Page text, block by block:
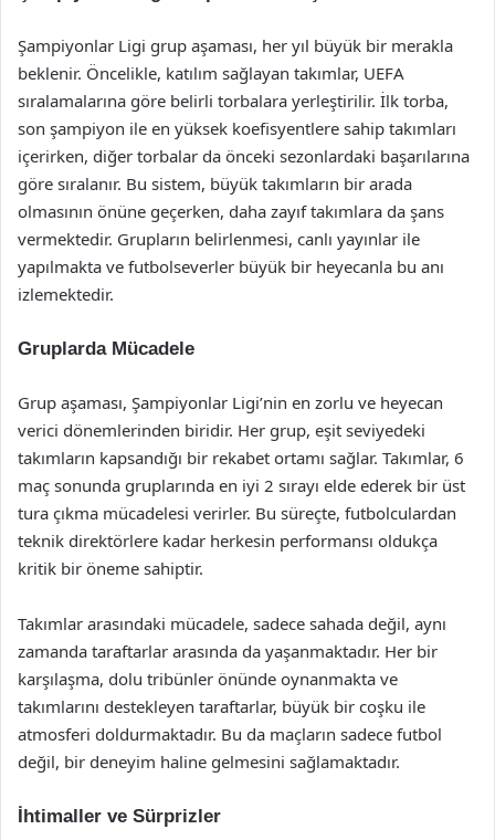
Şampiyonlar Ligi grup aşaması, her yıl büyük bir merakla
beklenir. Öncelikle, katılım sağlayan takımlar, UEFA
sıralamalarına göre belirli torbalara yerleştirilir. İlk torba,
son şampiyon ile en yüksek koefisyentlere sahip takımları
içerirken, diğer torbalar da önceki sezonlardaki başarılarına
göre sıralanır. Bu sistem, büyük takımların bir arada
olmasının önüne geçerken, daha zayıf takımlara da şans
vermektedir. Grupların belirlenmesi, canlı yayınlar ile
yapılmakta ve futbolseverler büyük bir heyecanla bu anı
izlemektedir.
Gruplarda Mücadele
Grup aşaması, Şampiyonlar Ligi’nin en zorlu ve heyecan
verici dönemlerinden biridir. Her grup, eşit seviyedeki
takımların kapsandığı bir rekabet ortamı sağlar. Takımlar, 6
maç sonunda gruplarında en iyi 2 sırayı elde ederek bir üst
tura çıkma mücadelesi verirler. Bu süreçte, futbolculardan
teknik direktörlere kadar herkesin performansı oldukça
kritik bir öneme sahiptir.
Takımlar arasındaki mücadele, sadece sahada değil, aynı
zamanda taraftarlar arasında da yaşanmaktadır. Her bir
karşılaşma, dolu tribünler önünde oynanmakta ve
takımlarını destekleyen taraftarlar, büyük bir coşku ile
atmosferi doldurmaktadır. Bu da maçların sadece futbol
değil, bir deneyim haline gelmesini sağlamaktadır.
İhtimaller ve Sürprizler